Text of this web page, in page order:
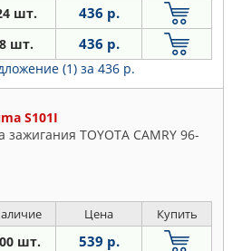
шт. 436 р.
8 шт. 436 р.
(1) за 436 р.
S101I
зажигания TOYOTA CAMRY 96-
Цена Купить
шт. 539 р.